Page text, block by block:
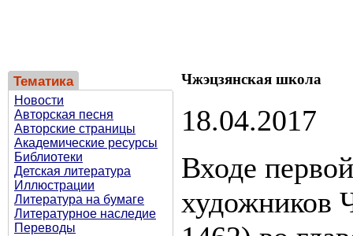
Тематика
Новости
Авторская песня
Авторские страницы
Академические ресурсы
Библиотеки
Детская литература
Иллюстрации
Литература на бумаге
Литературное наследие
Переводы
Чжэцзянская школа
18.04.2017
Входе
художников